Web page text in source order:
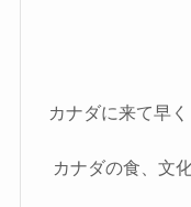
カナダに来て早
カナダの食、文